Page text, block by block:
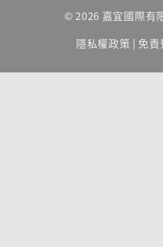
© 2026 嘉宜國際有
隱私權政策 | 免責